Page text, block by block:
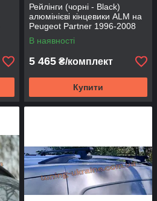
Рейлінги (чорні - Black)
алюмінієві кінцевики ALM на
Peugeot Partner 1996-2008
В наявності
5 465 ₴/комплект
Купити